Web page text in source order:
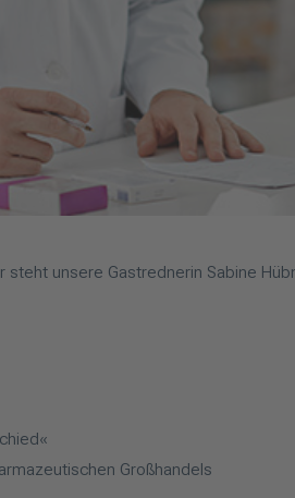
unsere Gastrednerin Sabine
Großhandels